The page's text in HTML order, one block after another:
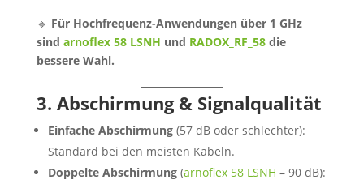
🔹 Für Hochfrequenz-Anwendungen über 1 GHz
sind arnoflex 58 LSNH und RADOX_RF_58die
bessere Wahl.
3. Abschirmung & Signalqualität
Einfache Abschirmung(57 dB oder schlechter):
Standard bei den meisten Kabeln.
Doppelte Abschirmung(arnoflex 58 LSNH – 90 dB):